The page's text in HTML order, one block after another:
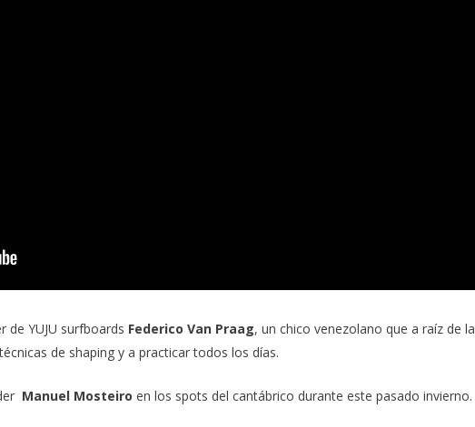
de YUJU surfboards Federico Van Praag, un chico venezolano que a raíz de la
de shaping y a practicar todos los días.
Manuel Mosteiro en los spots del cantábrico durante este pasado invierno.